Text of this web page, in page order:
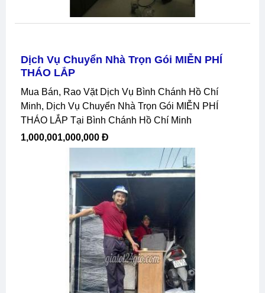
Dịch Vụ Chuyển Nhà Trọn Gói MIỄN PHÍ
THÁO LẮP
Mua Bán, Rao Vặt Dịch Vụ Bình Chánh Hồ Chí
Minh, Dịch Vụ Chuyển Nhà Trọn Gói MIỄN PHÍ
THÁO LẮP Tại Bình Chánh Hồ Chí Minh
1,000,001,000,000 Đ